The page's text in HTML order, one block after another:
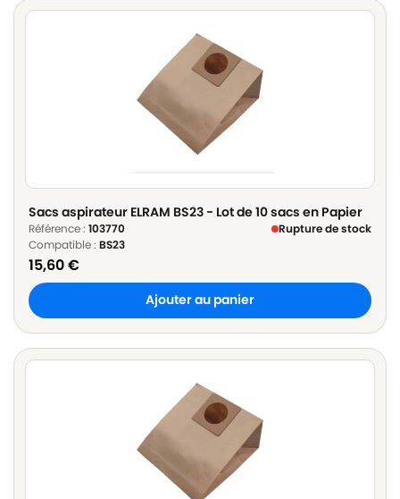
Sacs aspirateur ELRAM BS23 - Lot de 10 sacs en Papier
Référence : 103770
Rupture de stock
Compatible : BS23
15,60€
Ajouter au panier